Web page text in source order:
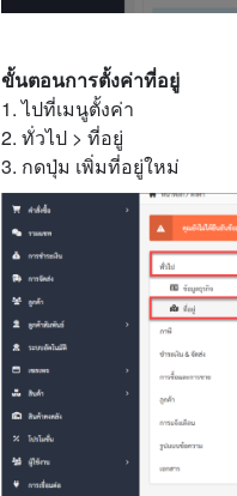
ขั้นตอนการตั้งค่าที่อยู่
1. ไปที่เมนูตั้งค่า
2. ทั่วไป > ที่อยู่
3. กดปุ่ม เพิ่มที่อยู่ใหม่